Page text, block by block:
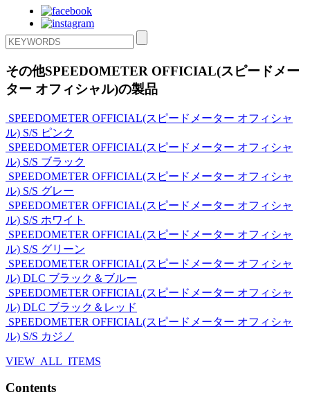
その他SPEEDOMETER OFFICIAL(スピードメー
ター オフィシャル)の製品
SPEEDOMETER OFFICIAL(スピードメーター オフィシャ
ル) S/S ピンク
SPEEDOMETER OFFICIAL(スピードメーター オフィシャ
ル) S/S ブラック
SPEEDOMETER OFFICIAL(スピードメーター オフィシャ
ル) S/S グレー
SPEEDOMETER OFFICIAL(スピードメーター オフィシャ
ル) S/S ホワイト
SPEEDOMETER OFFICIAL(スピードメーター オフィシャ
ル) S/S グリーン
SPEEDOMETER OFFICIAL(スピードメーター オフィシャ
ル) DLC ブラック＆ブルー
SPEEDOMETER OFFICIAL(スピードメーター オフィシャ
ル) DLC ブラック＆レッド
SPEEDOMETER OFFICIAL(スピードメーター オフィシャ
ル) S/S カジノ
VIEW ALL ITEMS
Contents